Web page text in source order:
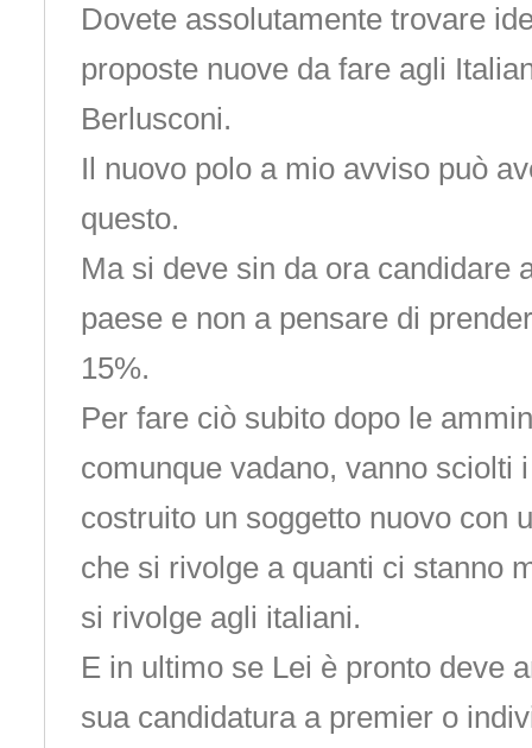
Dovete assolutamente trovare
proposte nuove da fare agli
Berlusconi.
Il nuovo polo a mio avviso può
questo.
Ma si deve sin da ora candidare
paese e non a pensare di
15%.
Per fare ciò subito dopo le
comunque vadano, vanno sciolti
costruito un soggetto nuovo con
che si rivolge a quanti ci stanno
si rivolge agli italiani.
E in ultimo se Lei è pronto deve
sua candidatura a premier o